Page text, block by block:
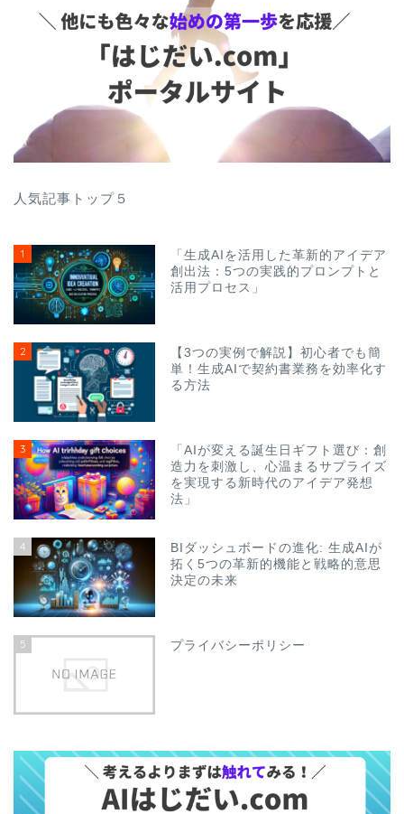
人気記事トップ５
1
「生成AIを活用した革新的アイデア
創出法：5つの実践的プロンプトと
活用プロセス」
2
【3つの実例で解説】初心者でも簡
単！生成AIで契約書業務を効率化す
る方法
3
「AIが変える誕生日ギフト選び：創
造力を刺激し、心温まるサプライズ
を実現する新時代のアイデア発想
法」
4
BIダッシュボードの進化: 生成AIが
拓く5つの革新的機能と戦略的意思
決定の未来
5 プライバシーポリシー